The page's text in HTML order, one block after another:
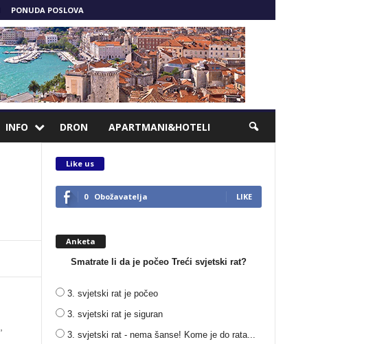
PONUDA POSLOVA
INFO DRON APARTMANI&HOTELI
Like us
0 Obožavatelja LIKE
Anketa
Smatrate li da je počeo Treći svjetski rat?
3. svjetski rat je počeo
3. svjetski rat je siguran
3. svjetski rat - nema šanse! Kome je do rata...